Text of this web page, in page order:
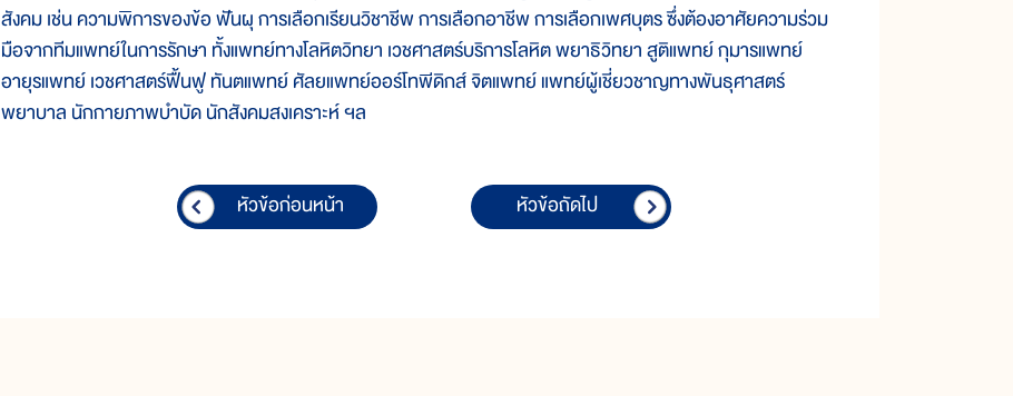
สังคม เช่น ความพิการของข้อ ฟันผุ การเลือกเรียนวิชาชีพ การเลือกอาชีพ การเลือกเพศบุตร ซึ่งต้องอาศัยความร่วม
มือจากทีมแพทย์ในการรักษา ทั้งแพทย์ทางโลหิตวิทยา เวชศาสตร์บริการโลหิต พยาธิวิทยา สูติแพทย์ กุมารแพทย์
อายุรแพทย์ เวชศาสตร์ฟื้นฟู ทันตแพทย์ ศัลยแพทย์ออร์โทพีดิกส์ จิตแพทย์ แพทย์ผู้เชี่ยวชาญทางพันธุศาสตร์
พยาบาล นักกายภาพบำบัด นักสังคมสงเคราะห์ ฯล
หัวข้อก่อนหน้า หัวข้อถัดไป